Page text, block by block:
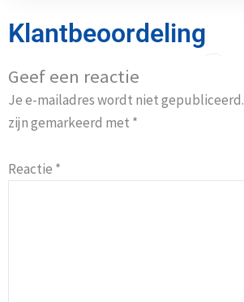
Klantbeoordeling
Geef een reactie
Je e-mailadres wordt niet gepubliceerd.
zijn gemarkeerd met *
Reactie *